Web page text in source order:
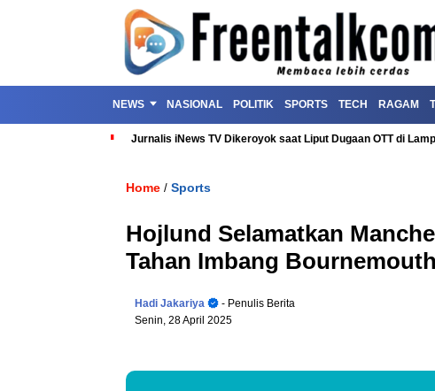
NEWS NASIONAL POLITIK SPORTS TECH RAGAM
Jurnalis iNews TV Dikeroyok saat Liput Dugaan OTT di
Home / Sports
Hojlund Selamatkan
Tahan Imbang
Hadi Jakariya
- Penulis Berita
Senin, 28 April 2025